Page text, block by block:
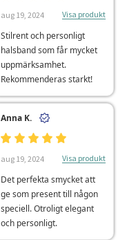
aug 19, 2024 Visa produkt
Stilrent och personligt
halsband som får mycket
uppmärksamhet.
Rekommenderas starkt!
Anna K.
aug 19, 2024 Visa produkt
Det perfekta smycket att
ge som present till någon
speciell. Otroligt elegant
och personligt.